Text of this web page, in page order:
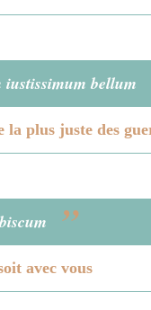
iustissimum bellum
la plus juste des
”
avec vous